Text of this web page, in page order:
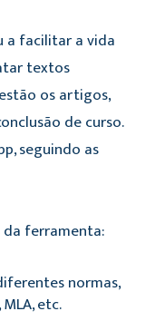
a facilitar a vida
textos
os artigos,
de curso.
seguindo as
da ferramenta:
normas,
etc.